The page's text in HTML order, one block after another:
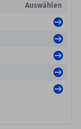
Auswählen